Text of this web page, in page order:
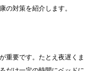
の対策を紹介します。
重要です。たとえ夜遅くま